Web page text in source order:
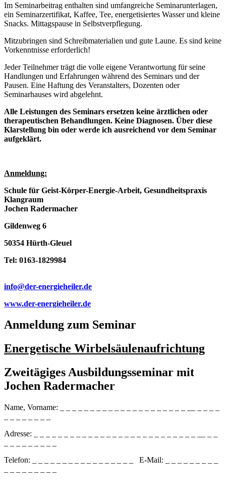
Im Seminarbeitrag enthalten sind umfangreiche Seminarunterlagen,
ein Seminarzertifikat, Kaffee, Tee, energetisiertes Wasser und kleine
Snacks. Mittagspause in Selbstverpflegung.
Mitzubringen sind Schreibmaterialien und gute Laune. Es sind keine
Vorkenntnisse erforderlich!
Jeder Teilnehmer trägt die volle eigene Verantwortung für seine
Handlungen und Erfahrungen während des Seminars und der
Pausen. Eine Haftung des Veranstalters, Dozenten oder
Seminarhauses wird abgelehnt.
Alle Leistungen des Seminars ersetzen keine ärztlichen oder
therapeutischen Behandlungen. Keine Diagnosen. Über diese
Klarstellung bin oder werde ich ausreichend vor dem Seminar
aufgeklärt.
Anmeldung:
Schule für Geist-Körper-Energie-Arbeit, Gesundheitspraxis
Klangraum
Jochen Radermacher
Gildenweg 6
50354 Hürth-Gleuel
Tel: 0163-1829984
info@der-energieheiler.de
www.der-energieheiler.de
Anmeldung zum Seminar
Energetische Wirbelsäulenaufrichtung
Zweitägiges Ausbildungsseminar mit
Jochen Radermacher
Name, Vorname: _ _ _ _ _ _ _ _ _ _ _ _ _ _ _ _ _ _ _ _ _ __ _ _ _ _
Adresse: _ _ _ _ _ _ _ _ _ _ _ _ _ _ _ _ _ _ _ _ _ _ _ _ _ _ _ __ _ _
Telefon: _ _ _ _ _ _ _ _ _ _ _ _ _ _ _ _ _ E-Mail: _ _ _ _ _ _ _ _ _